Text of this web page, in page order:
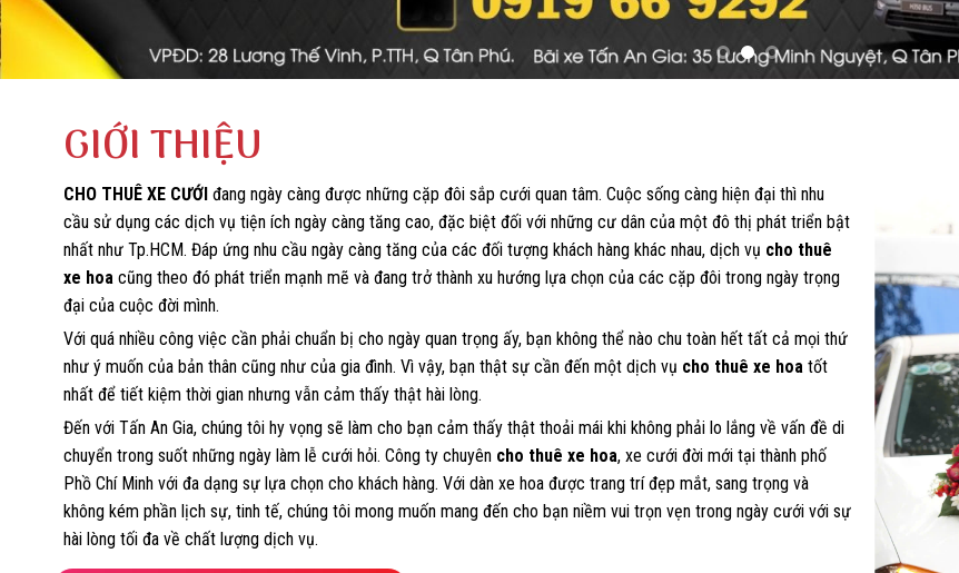
GIỚI THIỆU
CHO THUÊ XE CƯỚI đang ngày càng được những cặp đôi sắp cưới quan tâm. Cuộc sống càng hiện đại thì nhu
cầu sử dụng các dịch vụ tiện ích ngày càng tăng cao, đặc biệt đối với những cư dân của một đô thị phát triển bật
nhất như Tp.HCM. Đáp ứng nhu cầu ngày càng tăng của các đối tượng khách hàng khác nhau, dịch vụ cho thuê
xe hoa cũng theo đó phát triển mạnh mẽ và đang trở thành xu hướng lựa chọn của các cặp đôi trong ngày trọng
đại của cuộc đời mình.
Với quá nhiều công việc cần phải chuẩn bị cho ngày quan trọng ấy, bạn không thể nào chu toàn hết tất cả mọi thứ
như ý muốn của bản thân cũng như của gia đình. Vì vậy, bạn thật sự cần đến một dịch vụ cho thuê xe hoa tốt
nhất để tiết kiệm thời gian nhưng vẫn cảm thấy thật hài lòng.
Đến với Tấn An Gia, chúng tôi hy vọng sẽ làm cho bạn cảm thấy thật thoải mái khi không phải lo lắng về vấn đề di
chuyển trong suốt những ngày làm lễ cưới hỏi. Công ty chuyên cho thuê xe hoa, xe cưới đời mới tại thành phố
Phồ Chí Minh với đa dạng sự lựa chọn cho khách hàng. Với dàn xe hoa được trang trí đẹp mắt, sang trọng và
không kém phần lịch sự, tinh tế, chúng tôi mong muốn mang đến cho bạn niềm vui trọn vẹn trong ngày cưới với sự
hài lòng tối đa về chất lượng dịch vụ.